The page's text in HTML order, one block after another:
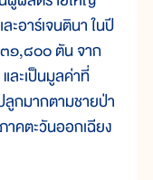
ะอาร์เจนตินา ในปี
๑,๘๐๐ ตัน จาก
ละเป็นมูลค่าที่
ลูกมากตามชายป่า
าคตะวันออกเฉียง